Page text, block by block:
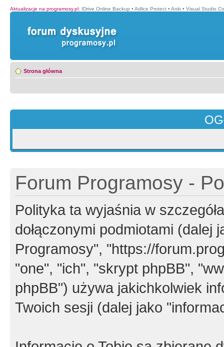
Aktualizacje na programosy.pl: IDrive Online Backup • Adlice Protect • Anki • Visual Studio
Strona główna
Forum Programosy -
Polityka ta wyjaśnia w
dołączonymi podmiotami (dalej
Programosy", "https://
"one", "ich", "skrypt phpBB",
phpBB") używa jakichkolwiek
Twoich sesji (dalej jako